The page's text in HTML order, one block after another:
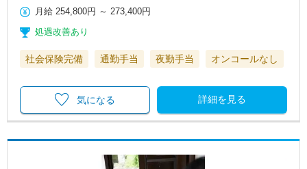
月給 254,800円 ～273,400円
処遇改善あり
社会保険完備 通勤手当 夜勤手当 オンコールなし
詳細を見る
気になる